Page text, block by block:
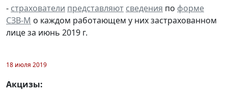
- страхователи представляют сведения по форме
СЗВ-М о каждом работающем у них застрахованном
лице за июнь 2019 г.
18 июля 2019
Акцизы: